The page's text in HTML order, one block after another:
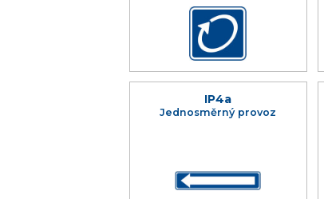
IP4a
Jednosměrný provoz